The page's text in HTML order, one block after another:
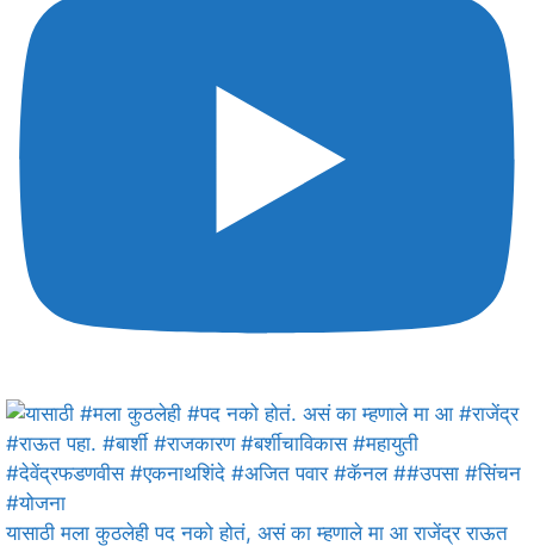
यासाठी मला कुठलेही पद नको होतं, असं का म्हणाले मा आ राजेंद्र राऊत